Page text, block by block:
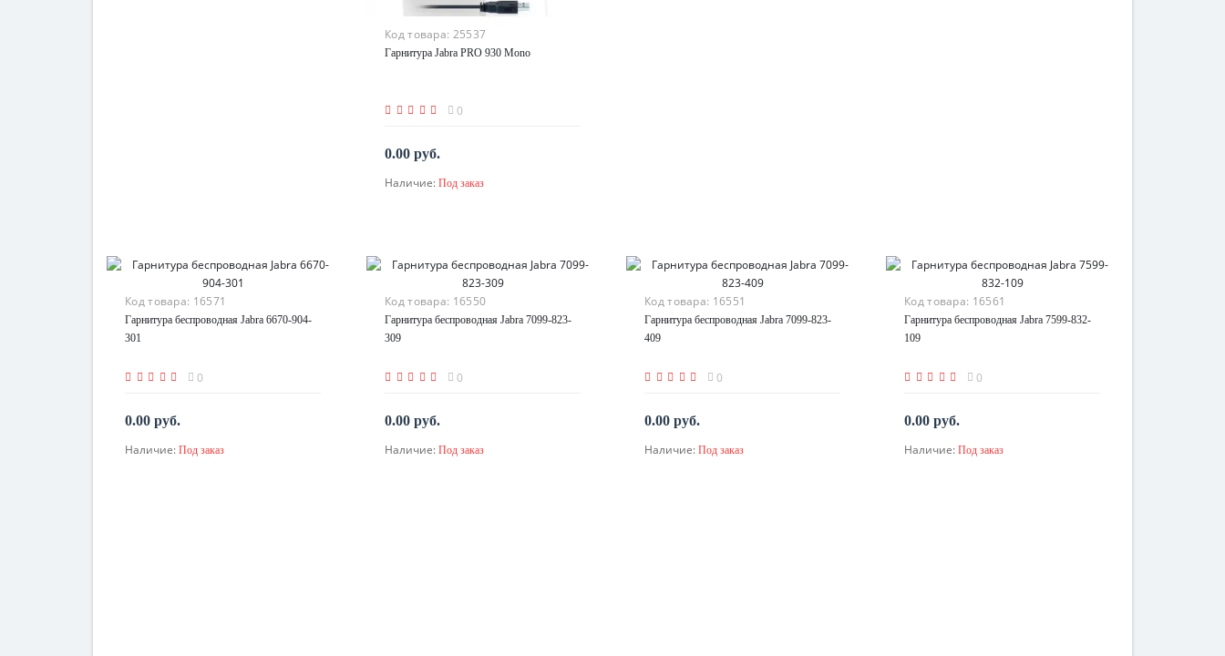
Код товара: 25537
Гарнитура Jabra PRO 930 Mono
0
0.00 руб.
По запросу
Наличие: Под заказ
Код товара: 16571
Гарнитура беспроводная Jabra 6670-904-
301
0
0.00 руб.
По запросу
Наличие: Под заказ
Код товара: 16550
Гарнитура беспроводная Jabra 7099-823-
309
0
0.00 руб.
По запросу
Наличие: Под заказ
Код товара: 16551
Гарнитура беспроводная Jabra 7099-823-
409
0
0.00 руб.
По запросу
Наличие: Под заказ
Код товара: 16561
Гарнитура беспроводная Jabra 7599-832-
109
0
0.00 руб.
По запросу
Наличие: Под заказ